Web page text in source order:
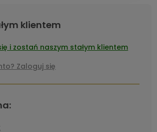
klientem
i zostań naszym stałym klientem
Zaloguj się